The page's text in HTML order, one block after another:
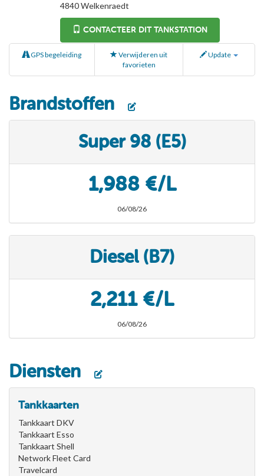
4840Welkenraedt
CONTACTEER DIT TANKSTATION
GPS begeleiding
Verwijderen uit
favorieten
Update
Brandstoffen
Super 98 (E5)
1,988 €/L
06/08/26
Diesel (B7)
2,211 €/L
06/08/26
Diensten
Tankkaarten
Tankkaart DKV
Tankkaart Esso
Tankkaart Shell
Network Fleet Card
Travelcard